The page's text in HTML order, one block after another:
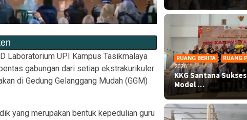
Laboratorium UPI Kampus Tasikmalaya
gabungan dari setiap ekstrakurikuler
di Gedung Gelanggang Mudah (GGM)
yang merupakan bentuk kepedulian guru
RUANG BERITA , RUANG
2026
KKG Santana
Model …